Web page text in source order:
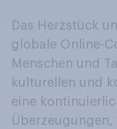
Das Herzstück
globale Online-
Menschen und
kulturellen und
eine
Überzeugungen,